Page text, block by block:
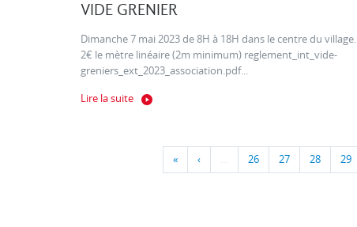
VIDE GRENIER
Dimanche 7 mai 2023 de 8H à 18H dans le centre du village.
2€ le mètre linéaire (2m minimum) reglement_int_vide-
greniers_ext_2023_association.pdf...
Lire la suite
« ‹ … 26 27 28 29